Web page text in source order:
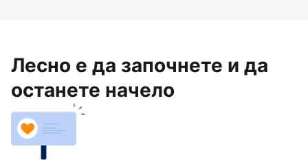
Лесно е да започнете и да
останете начело